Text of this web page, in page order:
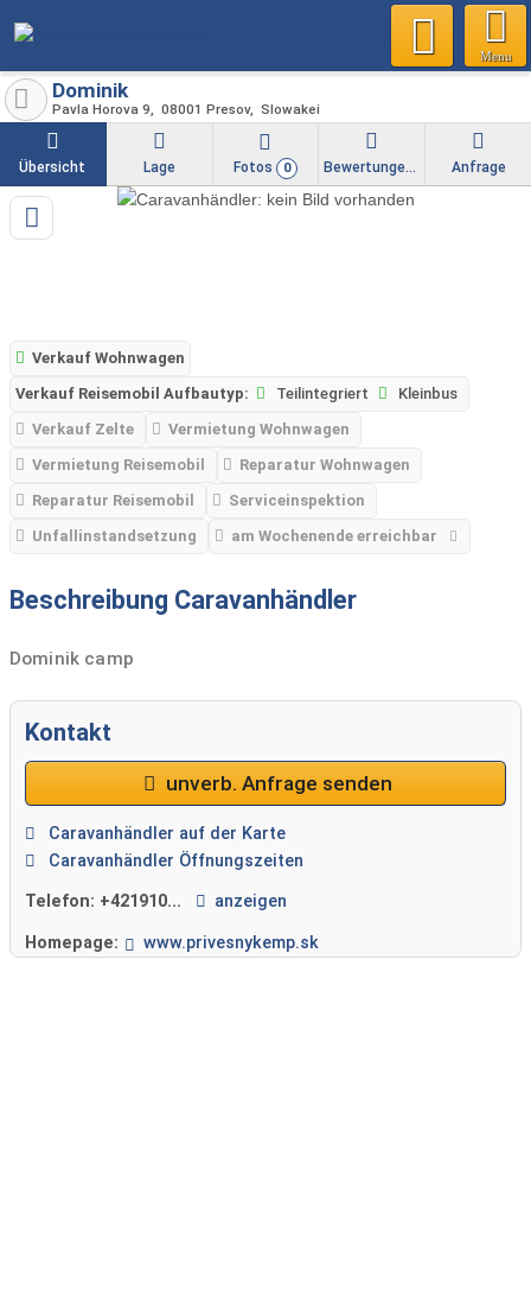
Menu
Dominik
Pavla Horova 9 08001 Presov Slowakei
Übersicht Lage Fotos 0 Bewertungen Anfrage
Verkauf Wohnwagen
Verkauf Reisemobil Aufbautyp:
Teilintegriert
Kleinbus
Verkauf Zelte
Vermietung Wohnwagen
Vermietung Reisemobil
Reparatur Wohnwagen
Reparatur Reisemobil
Serviceinspektion
Unfallinstandsetzung
am Wochenende erreichbar
Beschreibung Caravanhändler
Dominik camp
Kontakt
unverb. Anfrage senden
Caravanhändler auf der Karte
Caravanhändler Öffnungszeiten
Telefon: +421910... anzeigen
Homepage: www.privesnykemp.sk